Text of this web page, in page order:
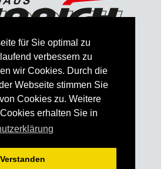
für Sie optimal zu
verbessern zu
wir Cookies. Durch die
Webseite stimmen Sie
Cookies zu. Weitere
erhalten Sie in
Verstanden
Datenschutz